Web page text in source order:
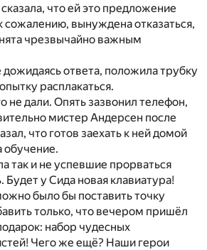
что ей это предложение
сожалению, вынуждена отказаться,
чрезвычайно важным
дожидаясь ответа, положила трубку
расплакаться.
не дали. Опять зазвонил телефон,
мистер Андерсен после
что готов заехать к ней домой
обучение.
так и не успевшие прорваться
Будет у Сида новая клавиатура!
было бы поставить точку
только, что вечером пришёл
набор чудесных
Чего же ещё? Наши герои